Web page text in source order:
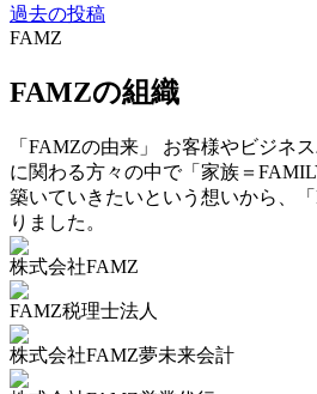
過去の投稿
FAMZ
FAMZの組織
「FAMZの由来」 お客様やビジネ
に関わる方々の中で「家族＝
築いていきたいという想いから、
りました。
株式会社FAMZ
FAMZ税理士法人
株式会社FAMZ夢未来会計